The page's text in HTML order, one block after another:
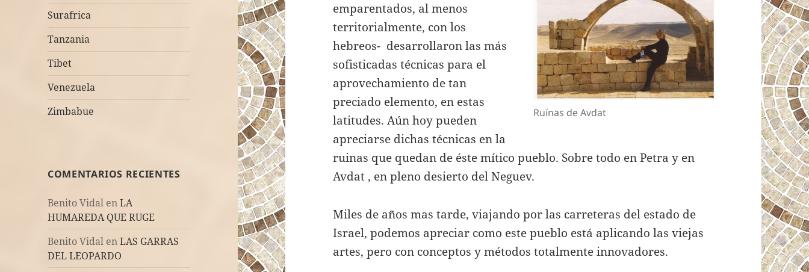
Surafrica
Tanzania
Tibet
Venezuela
Zimbabue
COMENTARIOS RECIENTES
Benito Vidal enLA
HUMAREDA QUE RUGE
Benito Vidal enLAS GARRAS
DEL LEOPARDO
Ruínas de Avdat
emparentados, al menos
territorialmente, con los
hebreos- desarrollaron las más
sofisticadas técnicas para el
aprovechamiento de tan
preciado elemento, en estas
latitudes. Aún hoy pueden
apreciarse dichas técnicas en la
ruinas que quedan de éste mítico pueblo. Sobre todo en Petra y en
Avdat , en pleno desierto del Neguev.
Miles de años mas tarde, viajando por las carreteras del estado de
Israel, podemos apreciar como este pueblo está aplicando las viejas
artes, pero con conceptos y métodos totalmente innovadores.